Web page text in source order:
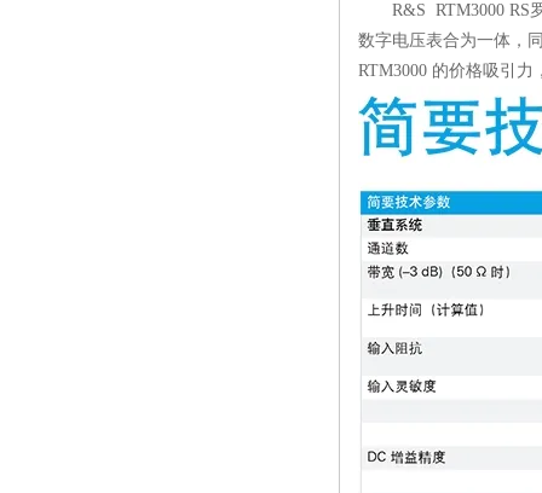
R&S RTM3000 RS罗
数字电压表合为一体，
RTM3000 的价格吸引